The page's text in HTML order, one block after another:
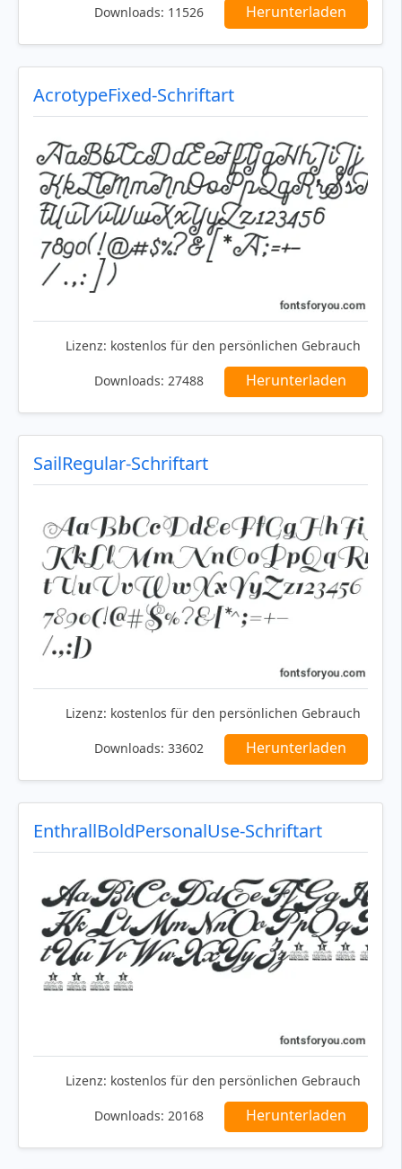
Downloads: 11526 Herunterladen
AcrotypeFixed-Schriftart
Lizenz: kostenlos für den persönlichen Gebrauch
Downloads: 27488 Herunterladen
SailRegular-Schriftart
Lizenz: kostenlos für den persönlichen Gebrauch
Downloads: 33602 Herunterladen
EnthrallBoldPersonalUse-Schriftart
Lizenz: kostenlos für den persönlichen Gebrauch
Downloads: 20168 Herunterladen